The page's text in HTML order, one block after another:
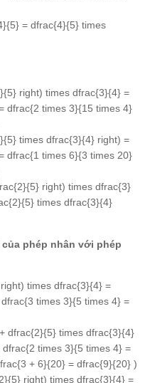
= dfrac{4}{5} times
right) times dfrac{3}{4} =
dfrac{2 times 3}{15 times 4}
times dfrac{3}{4} right) =
dfrac{1 times 6}{3 times 20}
right) times dfrac{3}
times dfrac{3}{4}
phép nhân với phép
times dfrac{3}{4} =
times 3}{5 times 4} =
dfrac{2}{5} times dfrac{3}{4}
times 3}{5 times 4} =
+ 6}{20} = dfrac{9}{20} )
right) times dfrac{3}{4} =